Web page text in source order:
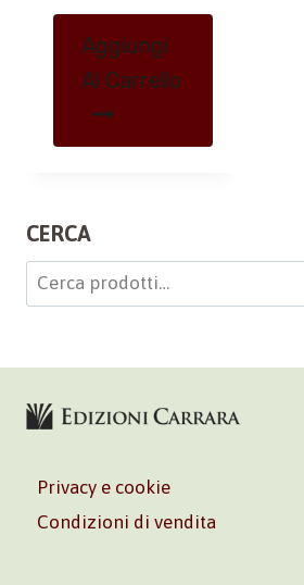
Aggiungi
Al Carrello
CERCA
Cerca:
Privacy e cookie
Condizioni di vendita